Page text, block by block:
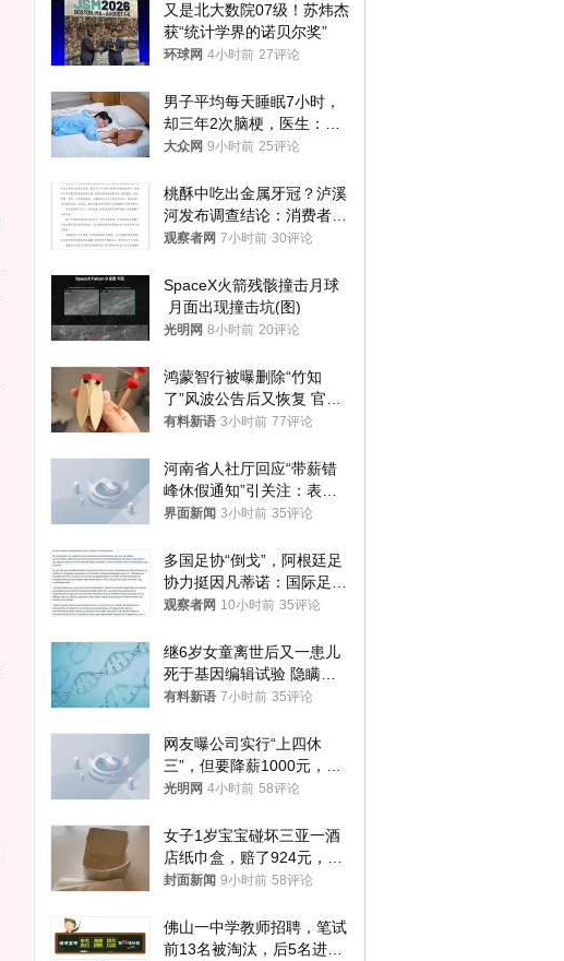
又是北大数院07级！苏炜杰
获“统计学界的诺贝尔奖”
环球网 4小时前 27评论
男子平均每天睡眠7小时，
却三年2次脑梗，医生：这
样睡觉更伤身
大众网 9小时前 25评论
桃酥中吃出金属牙冠？泸溪
河发布调查结论：消费者已
澄清，所发视频情况不属实
观察者网 7小时前 30评论
SpaceX火箭残骸撞击月球
月面出现撞击坑(图)
光明网 8小时前 20评论
鸿蒙智行被曝删除“竹知
了”风波公告后又恢复 官媒
曾力挺：劝华为要大度的，
有料新语 3小时前 77评论
河南省人社厅回应“带薪错
峰休假通知”引关注：表述
不够准确，待修改后印发
界面新闻 3小时前 35评论
多国足协“倒戈”，阿根廷足
协力挺因凡蒂诺：国际足联
今后应继续在其领导下前行
观察者网 10小时前 35评论
继6岁女童离世后又一患儿
死于基因编辑试验 隐瞒一
年才对外披露
有料新语 7小时前 35评论
网友曝公司实行“上四休
三”，但要降薪1000元，不
接受只能辞职
光明网 4小时前 58评论
女子1岁宝宝碰坏三亚一酒
店纸巾盒，赔了924元，发
帖吐槽后酒店退还一半的
封面新闻 9小时前 58评论
佛山一中学教师招聘，笔试
前13名被淘汰，后5名进体